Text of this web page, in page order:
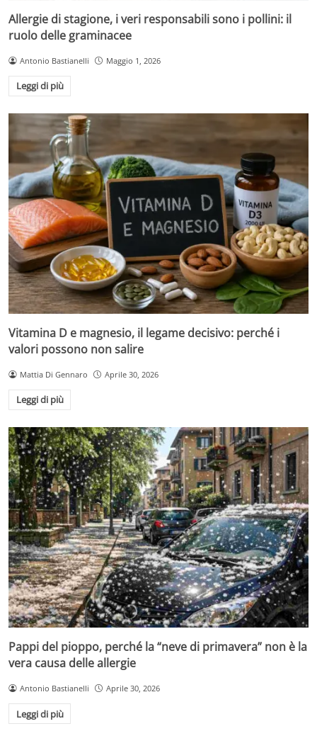
Allergie di stagione, i veri responsabili sono i pollini: il
ruolo delle graminacee
Antonio Bastianelli Maggio 1, 2026
Leggi di più
Vitamina D e magnesio, il legame decisivo: perché i
valori possono non salire
Mattia Di Gennaro Aprile 30, 2026
Leggi di più
Pappi del pioppo, perché la “neve di primavera” non è la
vera causa delle allergie
Antonio Bastianelli Aprile 30, 2026
Leggi di più